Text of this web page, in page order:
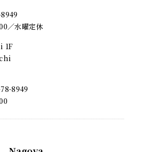
／水曜定休
1F
8949